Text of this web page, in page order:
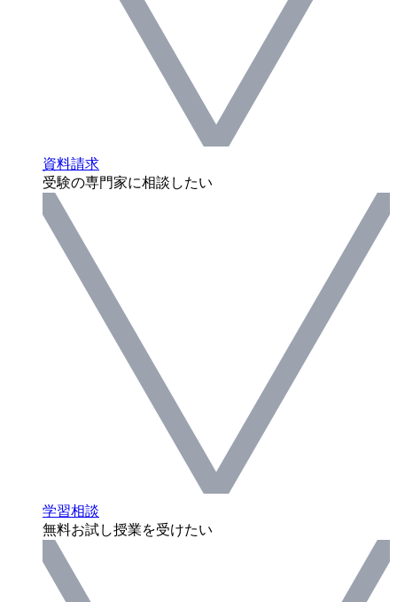
資料請求
受験の専門家に相談したい
学習相談
無料お試し授業を受けたい